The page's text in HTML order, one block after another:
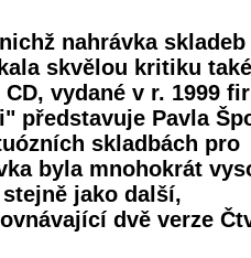
nahrávka skladeb
skvělou kritiku
vydané v r. 1999
představuje Pavla
skladbách pro
byla mnohokrát
jako další,
dvě verze